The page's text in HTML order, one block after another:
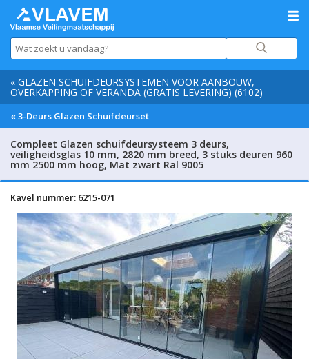
« GLAZEN SCHUIFDEURSYSTEMEN VOOR AANBOUW,
OVERKAPPING OF VERANDA (GRATIS LEVERING) (6102)
« 3-Deurs Glazen Schuifdeurset
Compleet Glazen schuifdeursysteem 3 deurs,
veiligheidsglas 10 mm, 2820 mm breed, 3 stuks deuren 960
mm 2500 mm hoog, Mat zwart Ral 9005
Kavel nummer: 6215-071